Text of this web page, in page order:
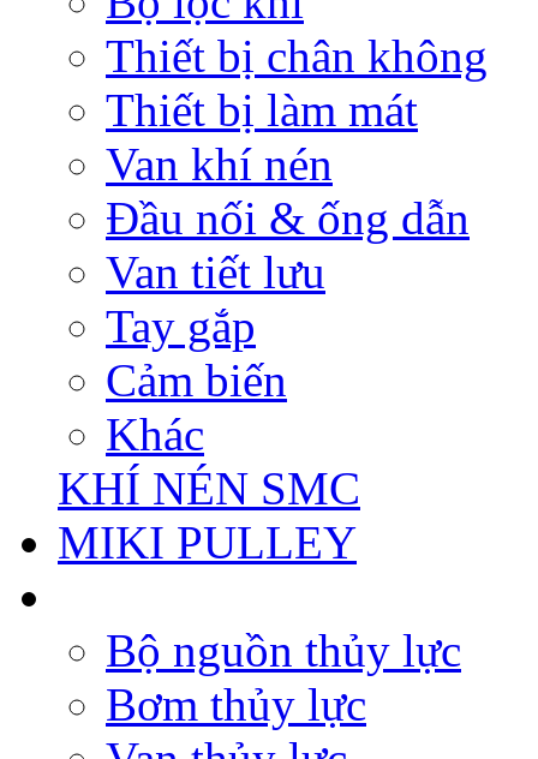
Thiết bị chân không
Thiết bị làm mát
Van khí nén
Đầu nối & ống dẫn
Van tiết lưu
Tay gắp
Cảm biến
Khác
KHÍ NÉN SMC
MIKI PULLEY
Bộ nguồn thủy lực
Bơm thủy lực